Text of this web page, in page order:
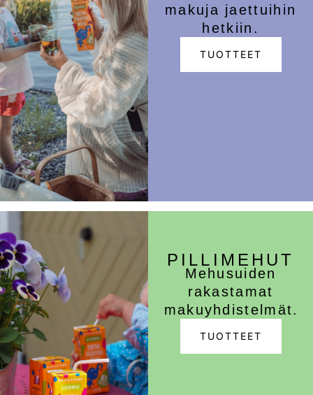
makuja jaettuihin
hetkiin.
TUOTTEET
PILLIMEHUT
Mehusuiden
rakastamat
makuyhdistelmät.
TUOTTEET